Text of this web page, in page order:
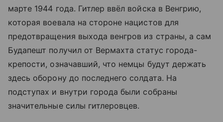
марте 1944 года. Гитлер ввёл войска в Венгрию,
которая воевала на стороне нацистов для
предотвращения выхода венгров из страны, а сам
Будапешт получил от Вермахта статус города-
крепости, означавший, что немцы будут держать
здесь оборону до последнего солдата. На
подступах и внутри города были собраны
значительные силы гитлеровцев.